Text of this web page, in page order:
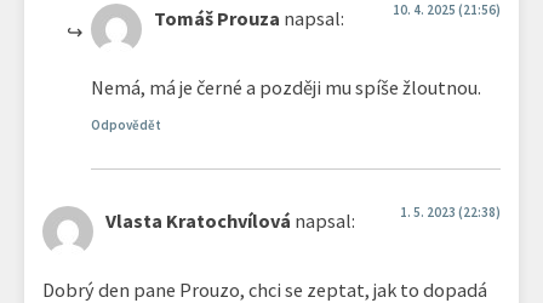
Tomáš Prouza napsal: 10. 4. 2025 (21:56)
Nemá, má je černé a později mu spíše žloutnou.
Odpovědět
Vlasta Kratochvílová napsal: 1. 5. 2023 (22:38)
Dobrý den pane Prouzo, chci se zeptat, jak to dopadá